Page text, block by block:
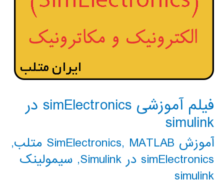
فیلم آموزشی simElectronics در
simulink
آموزش SimElectronics , MATLAB متلب
,
simElectronics در Simulink
, سیمولینک
simulink